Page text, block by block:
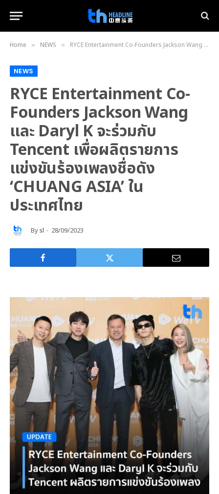
Home » NEWS » RYCE Entertainment Co-Founders Jackson Wang และ Daryl K จะร่วมกับ Tencent เพื่อผลิตรายการแข่งขันร้องเพลงชื่อดัง ‘CHUANG ASIA’ ในประเทศไทย
NEWS
RYCE Entertainment Co-
Founders Jackson Wang
และ Daryl K จะร่วมกับ
Tencent เพื่อผลิตรายการ
แข่งขันร้องเพลงชื่อดัง
‘CHUANG ASIA’ ใน
ประเทศไทย
Bysl 28/09/2023